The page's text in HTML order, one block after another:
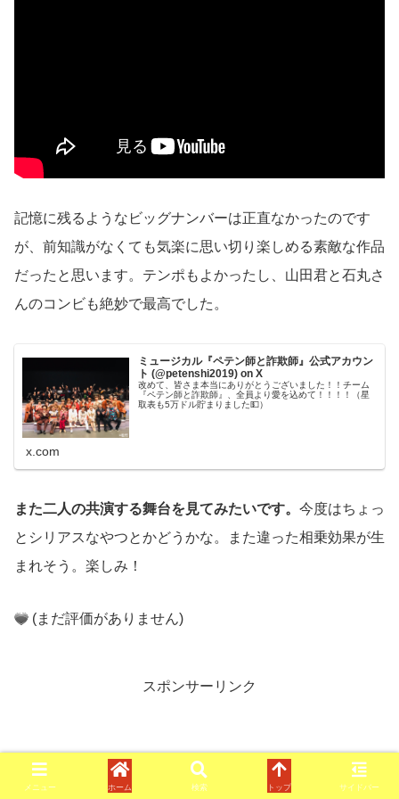
記憶に残るようなビッグナンバーは正直なかったのです
が、前知識がなくても気楽に思い切り楽しめる素敵な作品
だったと思います。テンポもよかったし、山田君と石丸さ
んのコンビも絶妙で最高でした。
ミュージカル『ペテン師と詐欺師』公式アカウン
ト (@petenshi2019) on X
改めて、皆さま本当にありがとうございました！！チーム
『ペテン師と詐欺師』、全員より愛を込めて！！！！（星
取表も5万ドル貯まりました💵）
x.com
また二人の共演する舞台を見てみたいです。 今度はちょっ
とシリアスなやつとかどうかな。また違った相乗効果が生
まれそう。楽しみ！
(まだ評価がありません)
スポンサーリンク
メニュー ホーム 検索 トップ サイドバー